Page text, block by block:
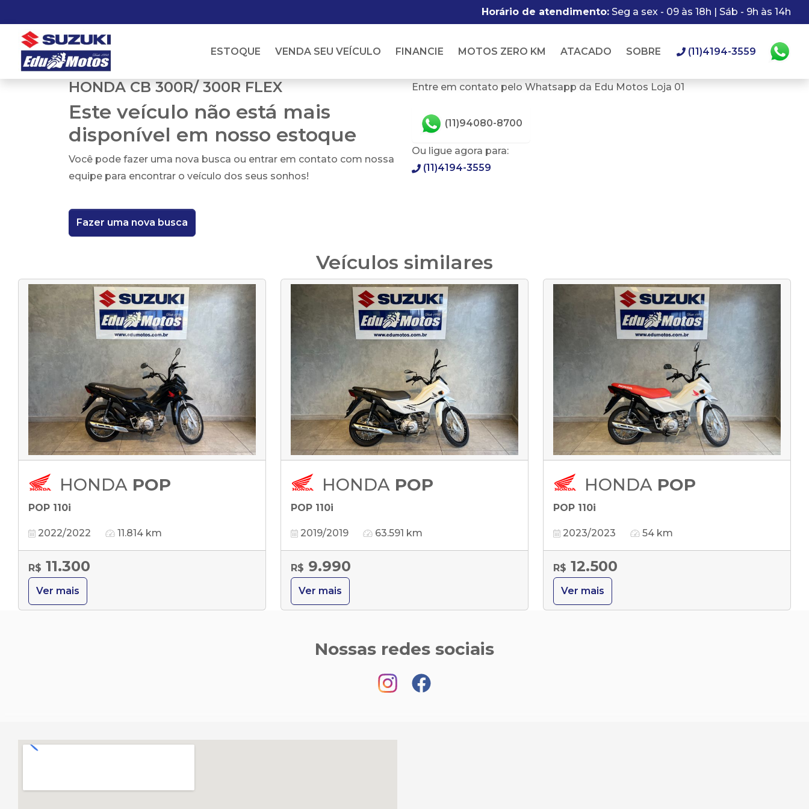
Horário de atendimento: Seg a sex - 09 às 18h | Sáb - 9h às 14h
ESTOQUE VENDA SEU VEÍCULO FINANCIE MOTOS ZERO KM ATACADO SOBRE (11)4194-3559
HONDA CB 300R/ 300R FLEX
Este veículo não está mais
disponível em nosso estoque
Você pode fazer uma nova busca ou entrar em contato com nossa
equipe para encontrar o veículo dos seus sonhos!
Fazer uma nova busca
Entre em contato pelo Whatsapp da Edu Motos Loja 01
(11)94080-8700
Ou ligue agora para:
(11)4194-3559
Veículos similares
HONDA POP
POP 110i
2022/2022 11.814 km
R$ 11.300
Ver mais
HONDA POP
POP 110i
2019/2019 63.591 km
R$ 9.990
Ver mais
HONDA POP
POP 110i
2023/2023 54 km
R$ 12.500
Ver mais
Nossas redes sociais